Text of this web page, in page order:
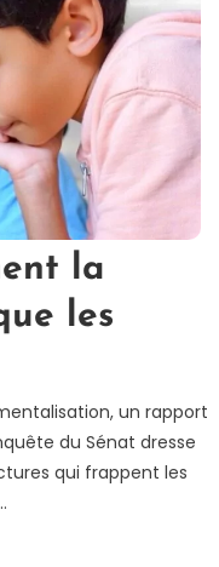
la
les
un rapport
du Sénat dresse
qui frappent les